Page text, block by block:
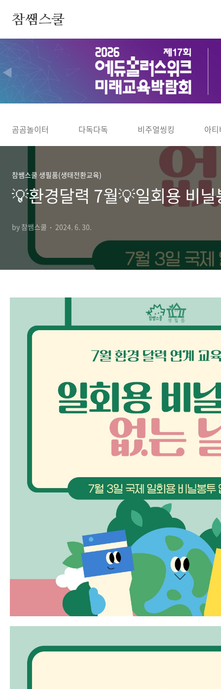
참쌤스쿨
◀
곰곰놀이터 다독다독 비주얼씽킹 아
참쌤스쿨 생필품(생태전환교육)
💡환경달력 7월💡일회용 비닐
by 참쌤스쿨 2024. 6. 30.